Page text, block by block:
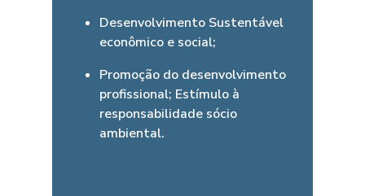
Desenvolvimento Sustentável
econômico e social;
Promoção do desenvolvimento
profissional; Estímulo à
responsabilidade sócio
ambiental.